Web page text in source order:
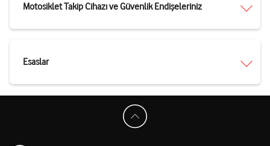
Motosiklet Takip Cihazı ve Güvenlik Endişeleriniz
Esaslar